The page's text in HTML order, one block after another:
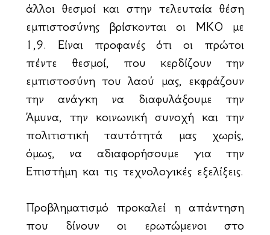
άλλοι θεσμοί και στην τελευταία θέση
εμπιστοσύνης βρίσκονται οι ΜΚΟ με
1,9. Είναι προφανές ότι οι πρώτοι
πέντε θεσμοί, που κερδίζουν την
εμπιστοσύνη του λαού μας, εκφράζουν
την ανάγκη να διαφυλάξουμε την
Άμυνα, την κοινωνική συνοχή και την
πολιτιστική ταυτότητά μας χωρίς,
όμως, να αδιαφορήσουμε για την
Επιστήμη και τις τεχνολογικές εξελίξεις.
Προβληματισμό προκαλεί η απάντηση
που δίνουν οι ερωτώμενοι στο